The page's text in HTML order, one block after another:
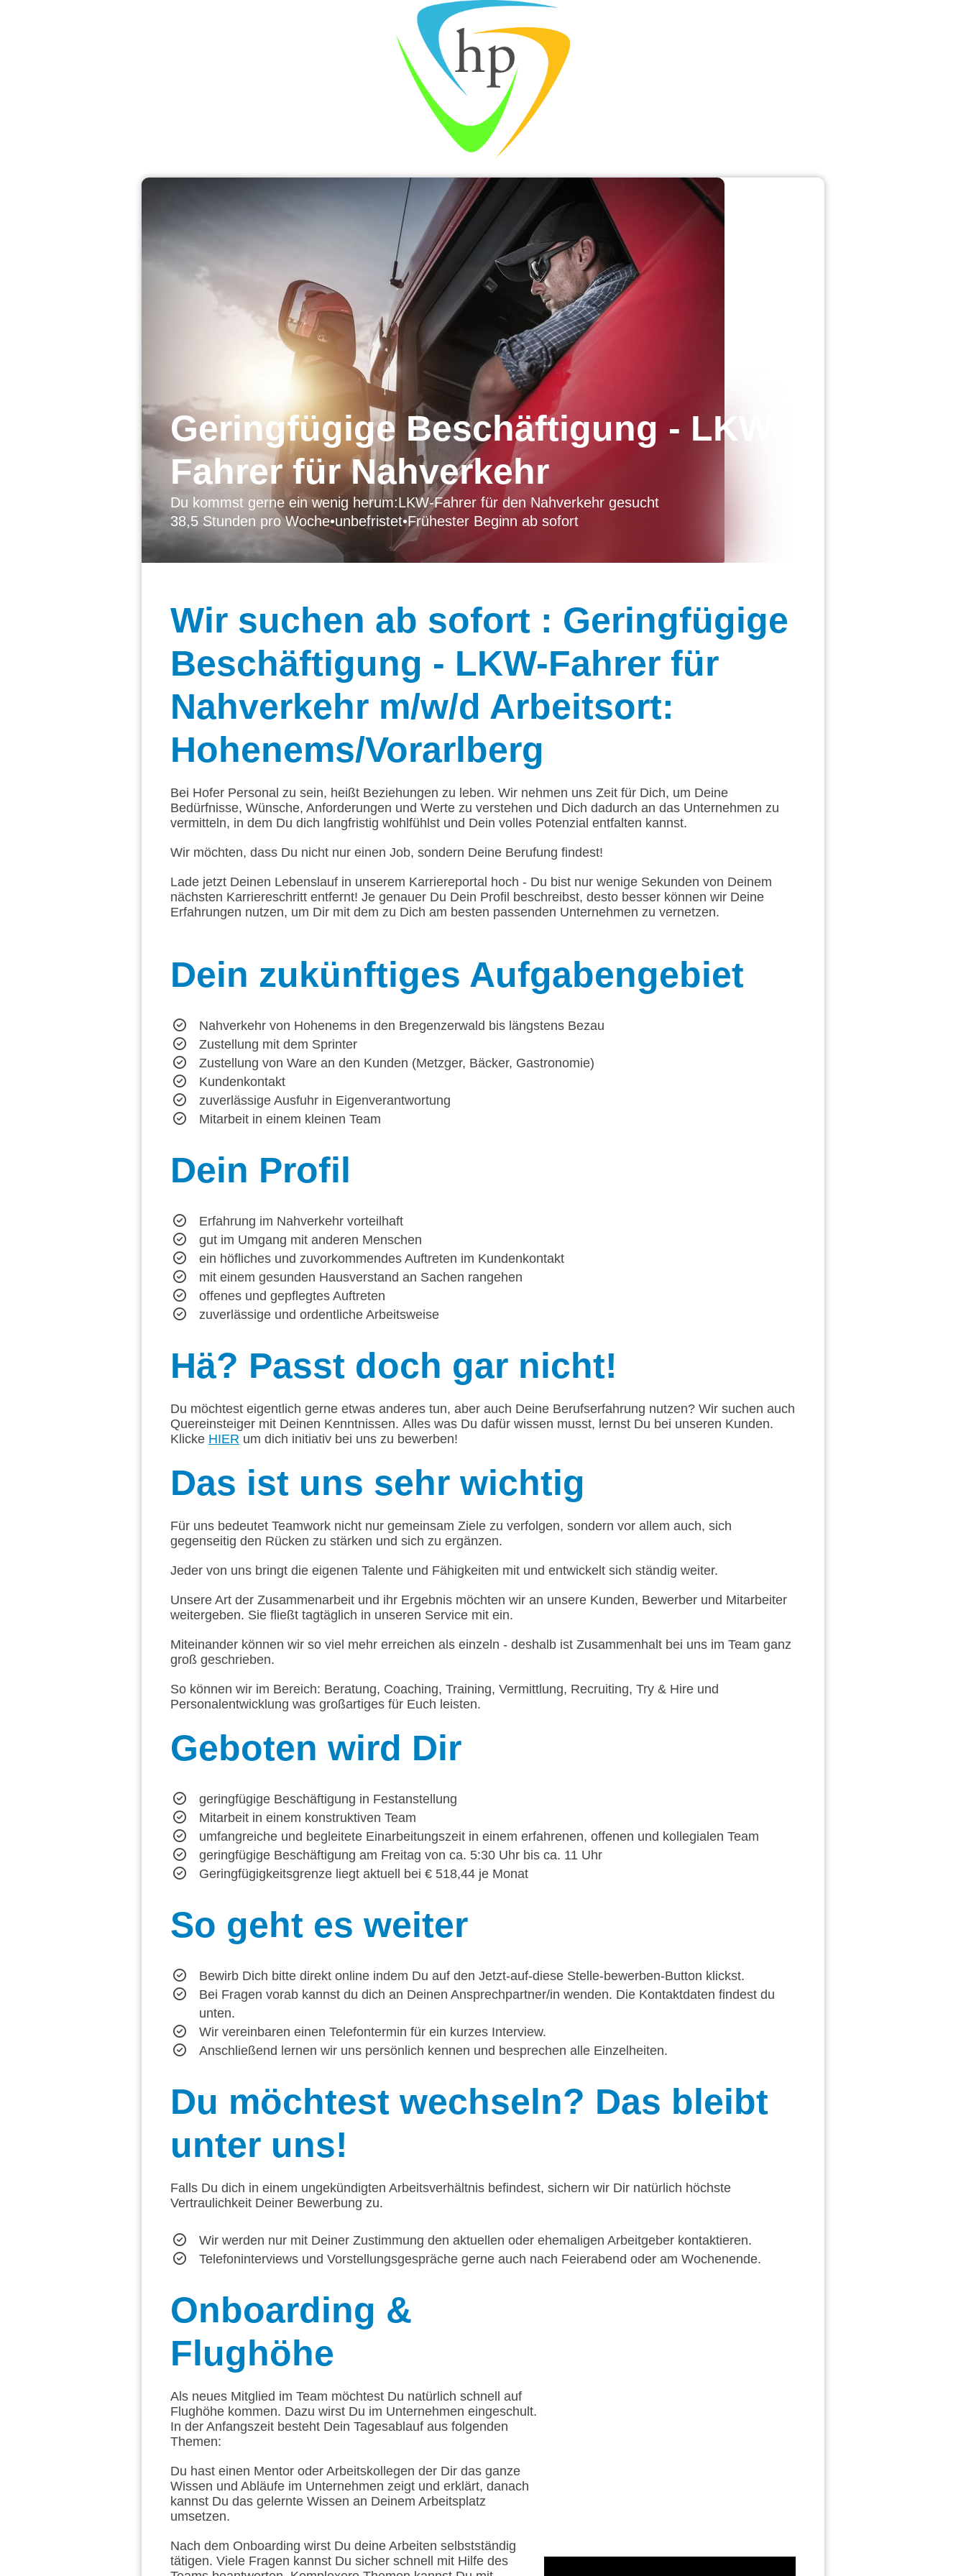
Geringfügige Beschäftigung - LKW-
Fahrer für Nahverkehr
Du kommst gerne ein wenig herum:LKW-Fahrer für den Nahverkehr gesucht
38,5 Stunden pro Woche•unbefristet•Frühester Beginn ab sofort
Wir suchen ab sofort : Geringfügige
Beschäftigung - LKW-Fahrer für
Nahverkehr m/w/d Arbeitsort:
Hohenems/Vorarlberg
Bei Hofer Personal zu sein, heißt Beziehungen zu leben. Wir nehmen uns Zeit für Dich, um Deine
Bedürfnisse, Wünsche, Anforderungen und Werte zu verstehen und Dich dadurch an das Unternehmen zu
vermitteln, in dem Du dich langfristig wohlfühlst und Dein volles Potenzial entfalten kannst.
Wir möchten, dass Du nicht nur einen Job, sondern Deine Berufung findest!
Lade jetzt Deinen Lebenslauf in unserem Karriereportal hoch - Du bist nur wenige Sekunden von Deinem
nächsten Karriereschritt entfernt! Je genauer Du Dein Profil beschreibst, desto besser können wir Deine
Erfahrungen nutzen, um Dir mit dem zu Dich am besten passenden Unternehmen zu vernetzen.
Dein zukünftiges Aufgabengebiet
Nahverkehr von Hohenems in den Bregenzerwald bis längstens Bezau
Zustellung mit dem Sprinter
Zustellung von Ware an den Kunden (Metzger, Bäcker, Gastronomie)
Kundenkontakt
zuverlässige Ausfuhr in Eigenverantwortung
Mitarbeit in einem kleinen Team
Dein Profil
Erfahrung im Nahverkehr vorteilhaft
gut im Umgang mit anderen Menschen
ein höfliches und zuvorkommendes Auftreten im Kundenkontakt
mit einem gesunden Hausverstand an Sachen rangehen
offenes und gepflegtes Auftreten
zuverlässige und ordentliche Arbeitsweise
Hä? Passt doch gar nicht!
Du möchtest eigentlich gerne etwas anderes tun, aber auch Deine Berufserfahrung nutzen? Wir suchen auch
Quereinsteiger mit Deinen Kenntnissen. Alles was Du dafür wissen musst, lernst Du bei unseren Kunden.
Klicke HIER um dich initiativ bei uns zu bewerben!
Das ist uns sehr wichtig
Für uns bedeutet Teamwork nicht nur gemeinsam Ziele zu verfolgen, sondern vor allem auch, sich
gegenseitig den Rücken zu stärken und sich zu ergänzen.
Jeder von uns bringt die eigenen Talente und Fähigkeiten mit und entwickelt sich ständig weiter.
Unsere Art der Zusammenarbeit und ihr Ergebnis möchten wir an unsere Kunden, Bewerber und Mitarbeiter
weitergeben. Sie fließt tagtäglich in unseren Service mit ein.
Miteinander können wir so viel mehr erreichen als einzeln - deshalb ist Zusammenhalt bei uns im Team ganz
groß geschrieben.
So können wir im Bereich: Beratung, Coaching, Training, Vermittlung, Recruiting, Try & Hire und
Personalentwicklung was großartiges für Euch leisten.
Geboten wird Dir
geringfügige Beschäftigung in Festanstellung
Mitarbeit in einem konstruktiven Team
umfangreiche und begleitete Einarbeitungszeit in einem erfahrenen, offenen und kollegialen Team
geringfügige Beschäftigung am Freitag von ca. 5:30 Uhr bis ca. 11 Uhr
Geringfügigkeitsgrenze liegt aktuell bei € 518,44 je Monat
So geht es weiter
Bewirb Dich bitte direkt online indem Du auf den Jetzt-auf-diese Stelle-bewerben-Button klickst.
Bei Fragen vorab kannst du dich an Deinen Ansprechpartner/in wenden. Die Kontaktdaten findest du
unten.
Wir vereinbaren einen Telefontermin für ein kurzes Interview.
Anschließend lernen wir uns persönlich kennen und besprechen alle Einzelheiten.
Du möchtest wechseln? Das bleibt
unter uns!
Falls Du dich in einem ungekündigten Arbeitsverhältnis befindest, sichern wir Dir natürlich höchste
Vertraulichkeit Deiner Bewerbung zu.
Wir werden nur mit Deiner Zustimmung den aktuellen oder ehemaligen Arbeitgeber kontaktieren.
Telefoninterviews und Vorstellungsgespräche gerne auch nach Feierabend oder am Wochenende.
Onboarding &
Flughöhe
Als neues Mitglied im Team möchtest Du natürlich schnell auf
Flughöhe kommen. Dazu wirst Du im Unternehmen eingeschult.
In der Anfangszeit besteht Dein Tagesablauf aus folgenden
Themen:
Du hast einen Mentor oder Arbeitskollegen der Dir das ganze
Wissen und Abläufe im Unternehmen zeigt und erklärt, danach
kannst Du das gelernte Wissen an Deinem Arbeitsplatz
umsetzen.
Nach dem Onboarding wirst Du deine Arbeiten selbstständig
tätigen. Viele Fragen kannst Du sicher schnell mit Hilfe des